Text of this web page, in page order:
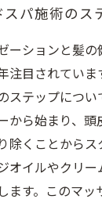
パ施術のス
ーションと髪
注目されていま
テップについ
から始まり、頭
くことからス
オイルやクリ
ます。このマッ